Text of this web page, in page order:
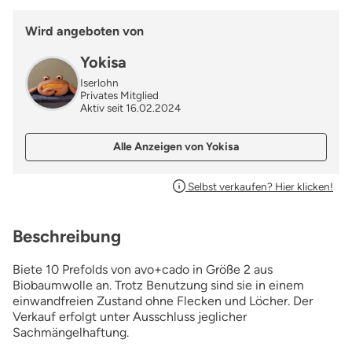
Wird angeboten von
Yokisa
Iserlohn
Privates Mitglied
Aktiv seit 16.02.2024
Alle Anzeigen von Yokisa
Selbst verkaufen? Hier klicken!
Beschreibung
Biete 10 Prefolds von avo+cado in Größe 2 aus
Biobaumwolle an. Trotz Benutzung sind sie in einem
einwandfreien Zustand ohne Flecken und Löcher. Der
Verkauf erfolgt unter Ausschluss jeglicher
Sachmängelhaftung.